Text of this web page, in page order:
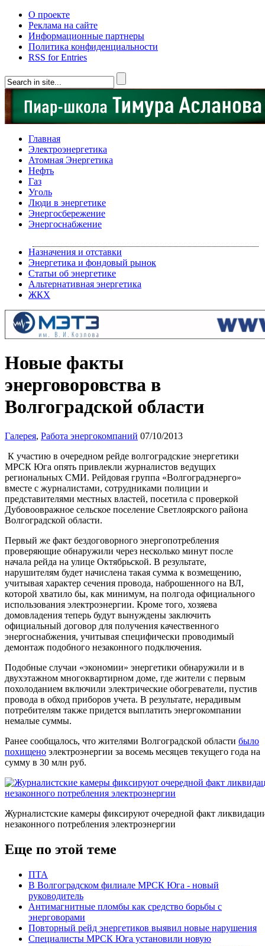
О проекте
Реклама на сайте
Информационные партнеры
Политика конфиденциальности
RSS for Entries
Главная
Электроэнергетика
Атомная Энергетика
Нефть
Газ
Уголь
Люди в энергетике
Энергосбережение
Энергоснабжение
Назначения и отставки
Энергетика и фондовый рынок
Статьи об энергетике
Альтернативная энергетика
ЖКХ
Новые факты
энерговоровства в
Волгоградской области
Галерея, Работа энергокомпаний 07/10/2013
К участию в очередном рейде волгоградские энергетики
МРСК Юга опять привлекли журналистов ведущих
региональных СМИ. Рейдовая группа «Волгоградэнерго»
вместе с журналистами, сотрудниками полиции и
представителями местных властей, посетила с проверкой
Дубовоовражное сельское поселение Светлоярского района
Волгоградской области.
Первый же факт бездоговорного энергопотребления
проверяющие обнаружили через несколько минут после
начала рейда на улице Октябрьской. В результате,
нарушителям будет начислена такая сумма к возмещению,
учитывая характер сечения провода, наброшенного на ВЛ,
которой хватило бы, как минимум, на полгода официального
использования электроэнергии. Кроме того, хозяева
домовладения теперь будут вынуждены заключить
официальный договор для получения качественного
энергоснабжения, учитывая специфически проводимый
демонтаж подобного незаконного подключения.
Подобные случаи «экономии» энергетики обнаружили и в
двухэтажном многоквартирном доме, где жители с первым
похолоданием включили электрические обогреватели, пустив
провода в обход приборов учета. В результате, нерадивым
потребителям также придется выплатить энергокомпании
немалые суммы.
Ранее сообщалось, что жителями Волгоградской области было
похищено электроэнергии за восемь месяцев текущего года на
сумму в 30 млн руб.
Журналистские камеры фиксируют очередной факт
незаконного потребления электроэнергии
Еще по этой теме
ПТА
В Волгоградском филиале МРСК Юга - новый
руководитель
Антимагнитные пломбы как средство борьбы с
энерговорами
Повторный рейд энергетиков выявил новые нарушения
Специалисты МРСК Юга установили новую